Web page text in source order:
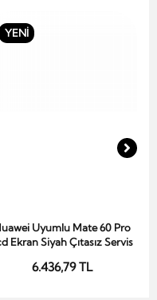
YENİ
Sepete Ekle
Uyumlu Mate 60 Pro
Ekran Siyah Çıtasız Servis
6.436,79 TL